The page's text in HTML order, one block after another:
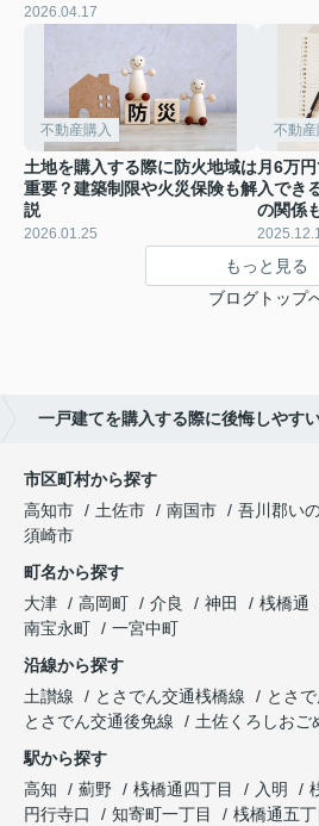
2026.04.17
不動産購入
土地を購入する際に防火地域は
重要？建築制限や火災保険も解
説
2026.01.25
不動産
月6万
入でき
の関係
もっと見る
ブログトップ
一戸建てを購入する際に後悔しやす
市区町村から探す
高知市
土佐市 南国市 吾川郡い
須崎市
町名から探す
大津
高岡町 介良 神田 桟橋通
南宝永町
一宮中町
沿線から探す
土讃線
とさでん交通桟橋線
とさ
とさでん交通後免線
土佐くろしおご
駅から探す
高知
薊野 桟橋通四丁目 入明
円行寺口
知寄町一丁目 桟橋通五丁